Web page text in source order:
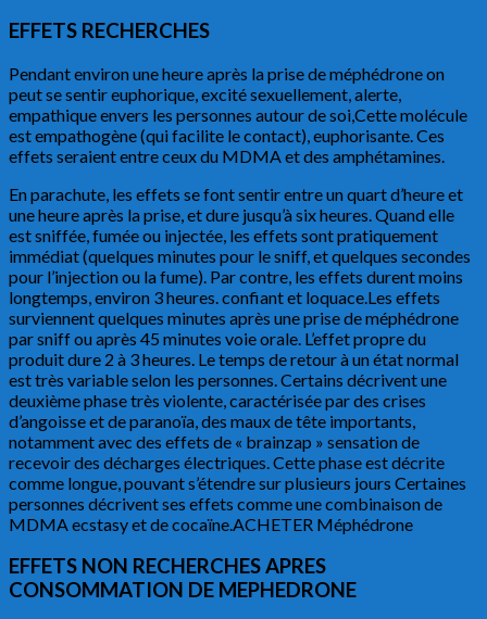
EFFETS RECHERCHES
Pendant environ une heure après la prise de méphédrone on
peut se sentir euphorique, excité sexuellement, alerte,
empathique envers les personnes autour de soi,Cette molécule
est empathogène (qui facilite le contact), euphorisante. Ces
effets seraient entre ceux du MDMA et des amphétamines.
En parachute, les effets se font sentir entre un quart d’heure et
une heure après la prise, et dure jusqu’à six heures. Quand elle
est sniffée, fumée ou injectée, les effets sont pratiquement
immédiat (quelques minutes pour le sniff, et quelques secondes
pour l’injection ou la fume). Par contre, les effets durent moins
longtemps, environ 3 heures. confiant et loquace.Les effets
surviennent quelques minutes après une prise de méphédrone
par sniff ou après 45 minutes voie orale. L’effet propre du
produit dure 2 à 3 heures. Le temps de retour à un état normal
est très variable selon les personnes. Certains décrivent une
deuxième phase très violente, caractérisée par des crises
d’angoisse et de paranoïa, des maux de tête importants,
notamment avec des effets de « brainzap » sensation de
recevoir des décharges électriques. Cette phase est décrite
comme longue, pouvant s’étendre sur plusieurs jours Certaines
personnes décrivent ses effets comme une combinaison de
MDMA ecstasy et de cocaïne.ACHETER Méphédrone
EFFETS NON RECHERCHES APRES
CONSOMMATION DE MEPHEDRONE